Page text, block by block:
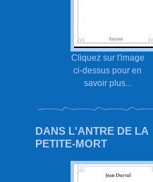
Cliquez sur l'image
ci-dessus pour en
savoir plus...
DANS L'ANTRE DE LA
PETITE-MORT